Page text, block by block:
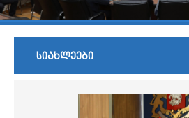
სიახლეები